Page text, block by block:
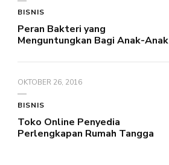
BISNIS
Peran Bakteri yang
Menguntungkan Bagi Anak-Anak
OKTOBER 26, 2016
BISNIS
Toko Online Penyedia
Perlengkapan Rumah Tangga